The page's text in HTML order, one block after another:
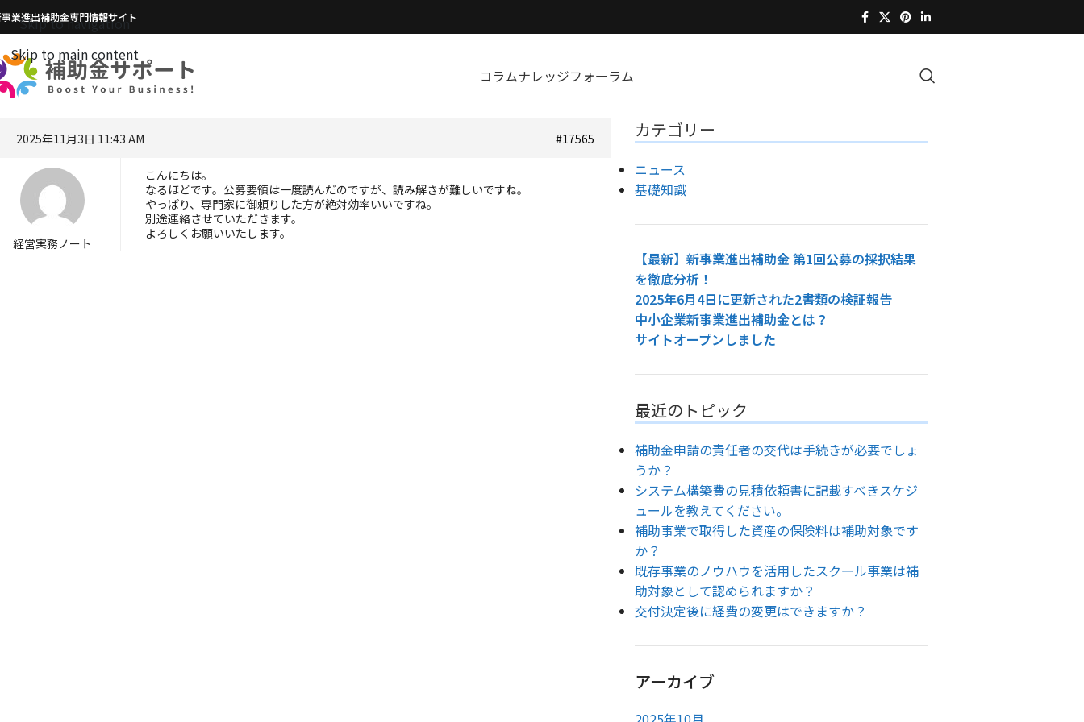
Skip to navigation
Skip to main content
業進出補助金専門情報サイト
コラムナレッジフォーラム
2025年11月3日 11:43 AM #17565
経営実務ノート
こんにちは。
なるほどです。公募要領は一度読んだのですが、読み解きが難しいですね。
やっぱり、専門家に御頼りした方が絶対効率いいですね。
別途連絡させていただきます。
よろしくお願いいたします。
カテゴリー
ニュース
基礎知識
【最新】新事業進出補助金 第1回公募の採択結果
を徹底分析！
2025年6月4日に更新された2書類の検証報告
中小企業新事業進出補助金とは？
サイトオープンしました
最近のトピック
補助金申請の責任者の交代は手続きが必要でしょ
うか？
システム構築費の見積依頼書に記載すべきスケジ
ュールを教えてください。
補助事業で取得した資産の保険料は補助対象です
か？
既存事業のノウハウを活用したスクール事業は補
助対象として認められますか？
交付決定後に経費の変更はできますか？
アーカイブ